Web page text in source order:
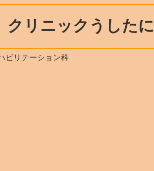
クリニックうしたに
ビリテーション科